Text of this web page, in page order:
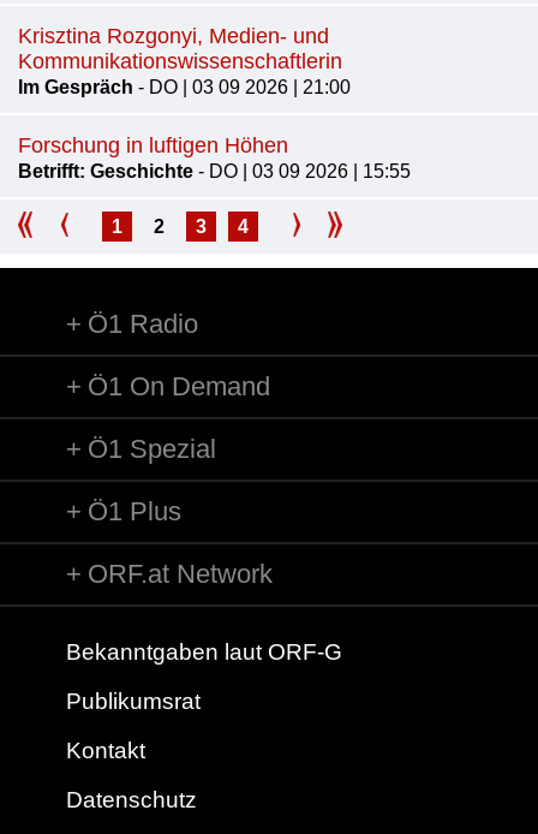
Krisztina Rozgonyi, Medien- und
Kommunikationswissenschaftlerin
Im Gespräch - DO | 03 09 2026 | 21:00
Forschung in luftigen Höhen
Betrifft: Geschichte - DO | 03 09 2026 | 15:55
1 2 3 4
Ö1 Radio
Ö1 On Demand
Ö1 Spezial
Ö1 Plus
ORF.at Network
Bekanntgaben laut ORF-G
Publikumsrat
Kontakt
Datenschutz